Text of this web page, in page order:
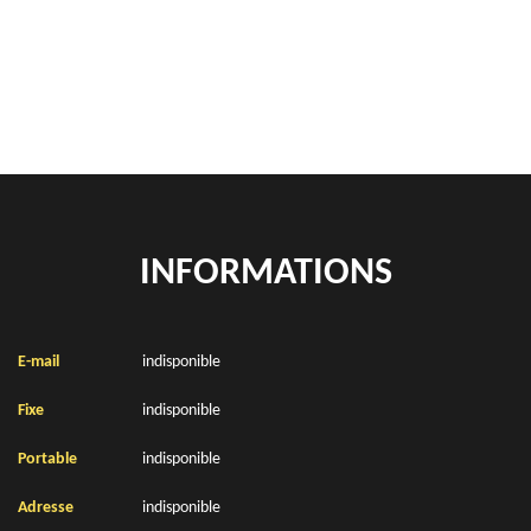
INFORMATIONS
E-mail indisponible
Fixe indisponible
Portable indisponible
Adresse indisponible